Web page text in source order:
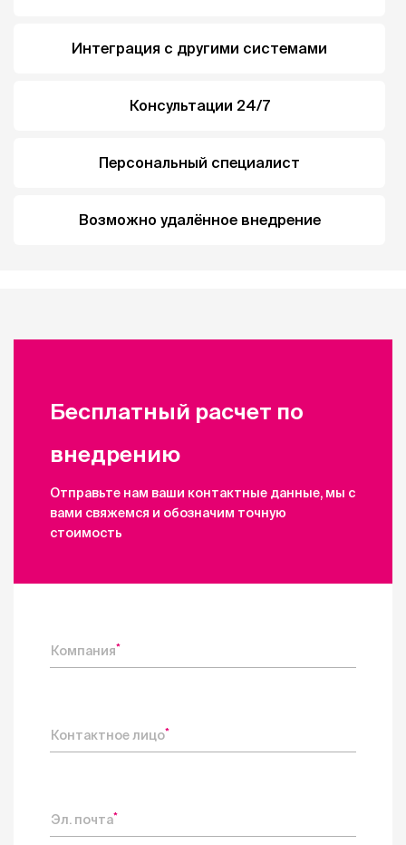
Интеграция с другими системами
Консультации 24/7
Персональный специалист
Возможно удалённое внедрение
Бесплатный расчет по
внедрению
Отправьте нам ваши контактные данные, мы с
вами свяжемся и обозначим точную
стоимость
Компания*
Контактное лицо*
Эл. почта*